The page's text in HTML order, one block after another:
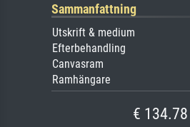
Sammanfattning
Utskrift & medium
Efterbehandling
Canvasram
Ramhängare
€ 134.78